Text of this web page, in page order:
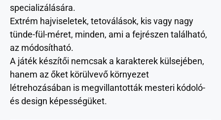
specializálására.
Extrém hajviseletek, tetoválások, kis vagy nagy
tünde-fül-méret, minden, ami a fejrészen található,
az módosítható.
A játék készítői nemcsak a karakterek külsejében,
hanem az őket körülvevő környezet
létrehozásában is megvillantották mesteri kódoló-
és design képességüket.